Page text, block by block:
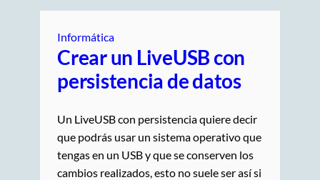
Informática
Crear un LiveUSB con
persistencia de datos
Un LiveUSB con persistencia quiere decir
que podrás usar un sistema operativo que
tengas en un USB y que se conserven los
cambios realizados, esto no suele ser así si